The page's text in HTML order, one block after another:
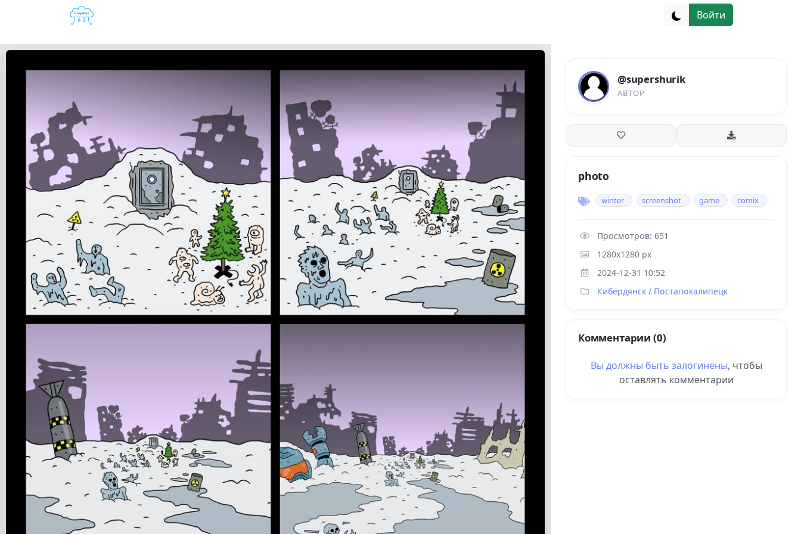
Войти
@supershurik
АВТОР
photo
winter screenshot game comix
Просмотров: 651
1280x1280 px
2024-12-31 10:52
Кибердянск / Постапокалипецк
Комментарии (0)
Вы должны быть залогинены, чтобы
оставлять комментарии